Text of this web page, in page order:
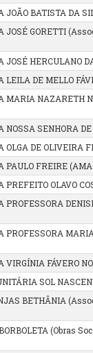
JOÃO BATISTA DA
JOSÉ GORETTI
JOSÉ HERCULANO
LEILA DE MELLO
MARIA NAZARETH
NOSSA SENHORA
OLGA DE OLIVEIRA
PAULO FREIRE
PREFEITO OLAVO
PROFESSORA
PROFESSORA
VIRGÍNIA FÁVERO
SOL
BETHÂNIA
(Obras